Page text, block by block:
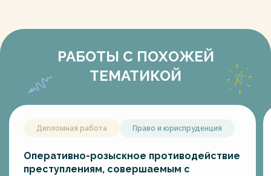
РАБОТЫ С ПОХОЖЕЙ
ТЕМАТИКОЙ
Дипломная работа Право и юриспруденция
Оперативно-розыскное противодействие
преступлениям, совершаемым с